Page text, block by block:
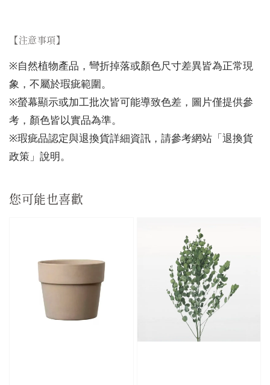
【注意事項】
※自然植物產品，彎折掉落或顏色尺寸差異皆為正常現
象，不屬於瑕疵範圍。
※螢幕顯示或加工批次皆可能導致色差，圖片僅提供參
考，顏色皆以實品為準。
※瑕疵品認定與退換貨詳細資訊，請參考網站「退換貨
政策」說明。
您可能也喜歡